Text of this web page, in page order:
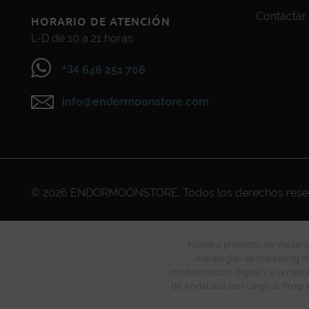
HORARIO DE ATENCIÓN
L-D de 10 a 21 horas
+34 648 251 706
info@endormoonstore.com
Contactar
© 2026 ENDORMOONSTORE. Todos los derechos